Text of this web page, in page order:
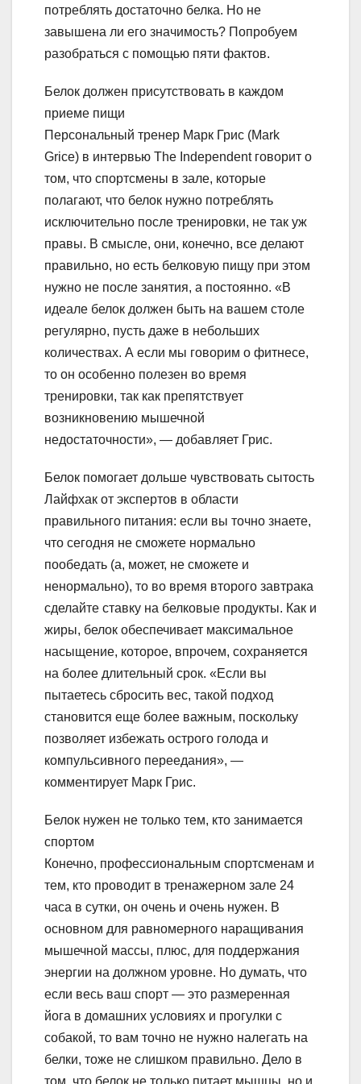
потреблять достаточно белка. Но не
завышена ли его значимость? Попробуем
разобраться с помощью пяти фактов.
Белок должен присутствовать в каждом
приеме пищи
Персональный тренер Марк Грис (Mark
Grice) в интервью The Independent говорит о
том, что спортсмены в зале, которые
полагают, что белок нужно потреблять
исключительно после тренировки, не так уж
правы. В смысле, они, конечно, все делают
правильно, но есть белковую пищу при этом
нужно не после занятия, а постоянно. «В
идеале белок должен быть на вашем столе
регулярно, пусть даже в небольших
количествах. А если мы говорим о фитнесе,
то он особенно полезен во время
тренировки, так как препятствует
возникновению мышечной
недостаточности», — добавляет Грис.
Белок помогает дольше чувствовать сытость
Лайфхак от экспертов в области
правильного питания: если вы точно знаете,
что сегодня не сможете нормально
пообедать (а, может, не сможете и
ненормально), то во время второго завтрака
сделайте ставку на белковые продукты. Как и
жиры, белок обеспечивает максимальное
насыщение, которое, впрочем, сохраняется
на более длительный срок. «Если вы
пытаетесь сбросить вес, такой подход
становится еще более важным, поскольку
позволяет избежать острого голода и
компульсивного переедания», —
комментирует Марк Грис.
Белок нужен не только тем, кто занимается
спортом
Конечно, профессиональным спортсменам и
тем, кто проводит в тренажерном зале 24
часа в сутки, он очень и очень нужен. В
основном для равномерного наращивания
мышечной массы, плюс, для поддержания
энергии на должном уровне. Но думать, что
если весь ваш спорт — это размеренная
йога в домашних условиях и прогулки с
собакой, то вам точно не нужно налегать на
белки, тоже не слишком правильно. Дело в